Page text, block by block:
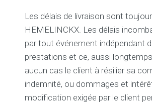
Les délais de livraison sont
HEMELINCKX. Les délais
par tout événement indépendant
prestations et ce, aussi
aucun cas le client à résilier sa
indemnité, ou dommages et
modification exigée par le client